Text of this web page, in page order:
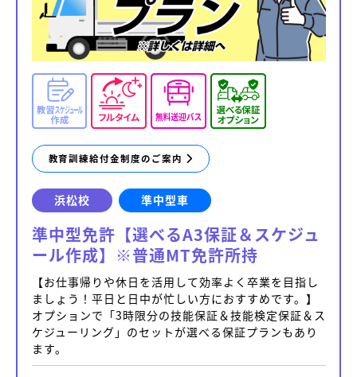
教育訓練給付金制度のご案内
浜松校 準中型車
準中型免許【選べるA3保証＆スケジュ
ール作成】※普通MT免許所持
【お仕事帰りや休日を活用して効率よく卒業を目指し
ましょう！平日と日中が忙しい方におすすめです。】
オプションで「3時限分の技能保証＆技能検定保証＆ス
ケジューリング」のセットが選べる保証プランもあり
ます。